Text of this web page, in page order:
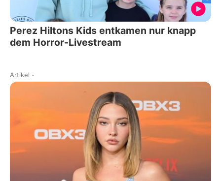
Perez Hiltons Kids entkamen nur knapp
dem Horror-Livestream
Artikel -